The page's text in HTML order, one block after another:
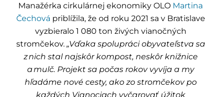
Manažérka cirkulárnej ekonomiky OLO Martina
Čechová priblížila, že od roku 2021 sa v Bratislave
vyzbieralo 1 080 ton živých vianočných
stromčekov.„Vďaka spolupráci obyvateľstva sa
z nich stal najskôr kompost, neskôr knižnice
a mulč. Projekt sa počas rokov vyvíja a my
hľadáme nové cesty, ako zo stromčekov po
každých Vianociach vyčarovať úžitok